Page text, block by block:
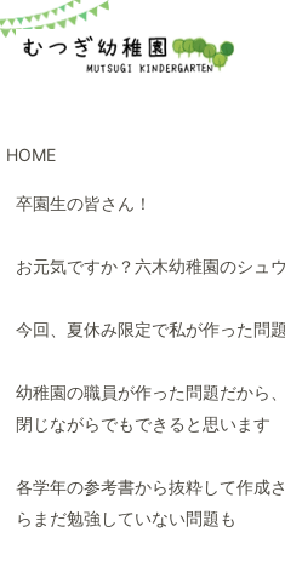
HOME
卒園生の皆さん！
お元気ですか？六木幼稚園のシュ
今回、夏休み限定で私が作った問
幼稚園の職員が作った問題だから
閉じながらでもできると思います
各学年の参考書から抜粋して作成
らまだ勉強していない問題も